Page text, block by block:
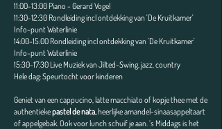
11:00-13:00 Piano - Gerard Vogel
11:30-12:30 Rondleiding incl ontdekking van 'De Kruitkamer'
Info-punt Waterlinie
14:00-15:00 Rondleiding incl ontdekking van 'De Kruitkamer'
Info-punt Waterlinie
15:30-17:30 Live Muziek van Jilted-Swing, jazz, country
Hele dag: Speurtocht voor kinderen
Geniet van een cappucino, latte macchiato of kopje thee met de
authentiekepastel de nata,heerlijke amandel-sinaasappeltaart
of appelgebak. Ook voor lunch schuif je aan. ‘s Middags is het